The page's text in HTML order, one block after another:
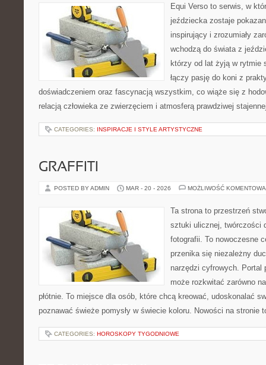
Equi Verso to serwis, w
jeździecka zostaje
inspirujący i zrozumiały
wchodzą do świata z
którzy od lat żyją w rytmie
łączy pasję do koni z
doświadczeniem oraz fascynacją wszystkim, co wiąże się z
relacją człowieka ze zwierzęciem i atmosferą prawdziwej
CATEGORIES: INSPIRACJE I STYLE ARTYSTYCZNE
GRAFFITI
POSTED BY ADMIN MAR - 20 - 2026 MOŻLIWOŚĆ
Ta strona to przestrzeń
sztuki ulicznej, twórczości
fotografii. To nowoczesne
przenika się niezależny
narzędzi cyfrowych. Portal
może rozkwitać zarówno
płótnie. To miejsce dla osób, które chcą kreować, udoskonalać
poznawać świeże pomysły w świecie koloru. Nowości na
CATEGORIES: HOROSKOPY TYGODNIOWE